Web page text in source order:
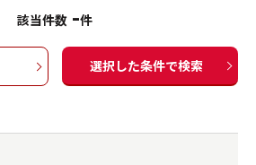
該当件数 -件
選択した条件で検索